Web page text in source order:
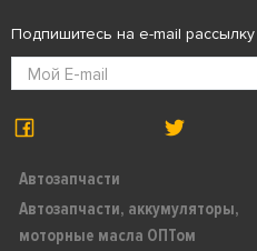
Автозапчасти
Автозапчасти, аккумуляторы,
моторные масла ОПТом
Подпишитесь на e-mail рассылку